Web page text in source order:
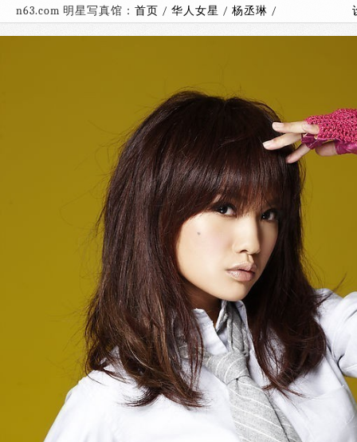
n63.com 明星写真馆： 首页 / 华人女星 / 杨丞琳 /